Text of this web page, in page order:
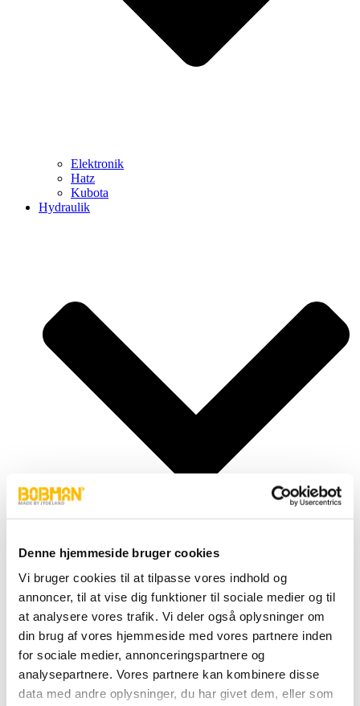
Denne hjemmeside bruger cookies
Vi bruger cookies til at tilpasse vores indhold og
annoncer, til at vise dig funktioner til sociale medier og til
at analysere vores trafik. Vi deler også oplysninger om
din brug af vores hjemmeside med vores partnere inden
for sociale medier, annonceringspartnere og
analysepartnere. Vores partnere kan kombinere disse
data med andre oplysninger, du har givet dem, eller som
Elektronik
Hatz
Kubota
Hydraulik
Zylinder
Beschläge
Motor
Pumpers
Schläuche
Ventile
Räder und Reifen
Elektronik und Übertragung
Karosserie & Beschläge etc.